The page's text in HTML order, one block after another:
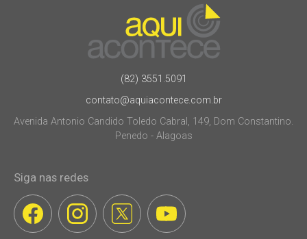
(82) 3551.5091
contato@aquiacontece.com.br
Avenida Antonio Candido Toledo Cabral, 149, Dom Constantino.
Penedo - Alagoas
Siga nas redes